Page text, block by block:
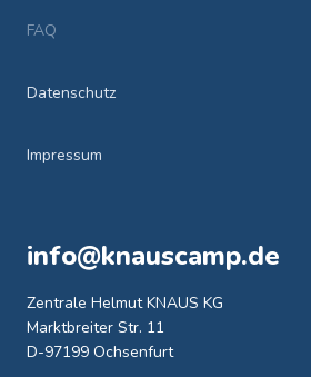
FAQ
Datenschutz
Impressum
info@knauscamp.de
Zentrale Helmut KNAUS KG
Marktbreiter Str. 11
D-97199 Ochsenfurt